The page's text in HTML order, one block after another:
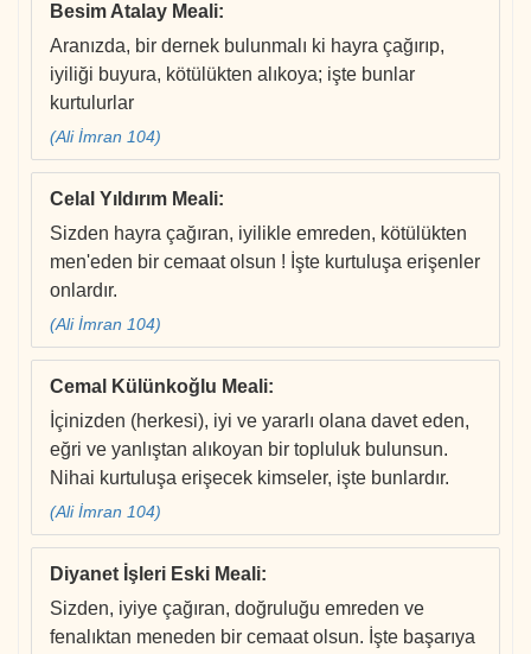
Besim Atalay Meali:
Aranızda, bir dernek bulunmalı ki hayra çağırıp,
iyiliği buyura, kötülükten alıkoya; işte bunlar
kurtulurlar
(Ali İmran 104)
Celal Yıldırım Meali:
Sizden hayra çağıran, iyilikle emreden, kötülükten
men'eden bir cemaat olsun ! İşte kurtuluşa erişenler
onlardır.
(Ali İmran 104)
Cemal Külünkoğlu Meali:
İçinizden (herkesi), iyi ve yararlı olana davet eden,
eğri ve yanlıştan alıkoyan bir topluluk bulunsun.
Nihai kurtuluşa erişecek kimseler, işte bunlardır.
(Ali İmran 104)
Diyanet İşleri Eski Meali:
Sizden, iyiye çağıran, doğruluğu emreden ve
fenalıktan meneden bir cemaat olsun. İşte başarıya